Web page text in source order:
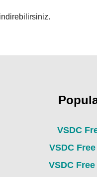
VSDC
VSDC
VSDC